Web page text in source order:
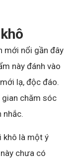
mới nổi gần đây
này đánh vào
lạ, độc đáo.
chăm sóc
nhắc.
khô là một ý
chưa có